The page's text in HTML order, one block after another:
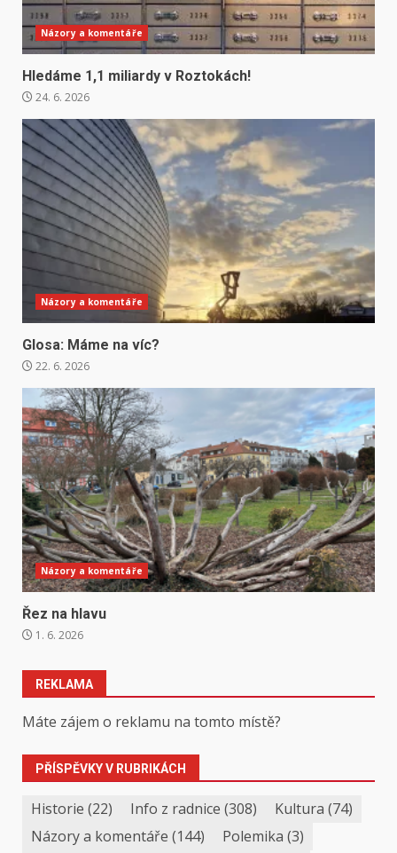
Názory a komentáře
Hledáme 1,1 miliardy v Roztokách!
24. 6. 2026
Názory a komentáře
Glosa: Máme na víc?
22. 6. 2026
Názory a komentáře
Řez na hlavu
1. 6. 2026
REKLAMA
Máte zájem o reklamu na tomto místě?
PŘÍSPĚVKY V RUBRIKÁCH
Historie (22) Info z radnice (308) Kultura (74)
Názory a komentáře (144) Polemika (3)